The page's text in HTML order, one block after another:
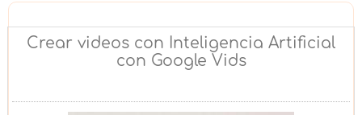
Crear videos con Inteligencia Artificial
con Google Vids